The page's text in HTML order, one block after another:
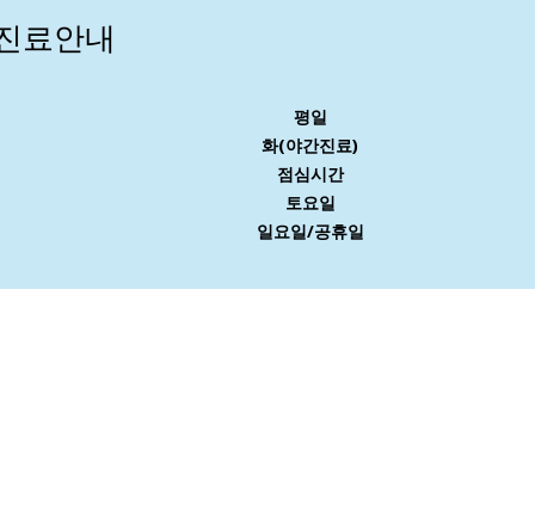
료안내
평일
화(야간진료)
점심시간
토요일
일요일/공휴일